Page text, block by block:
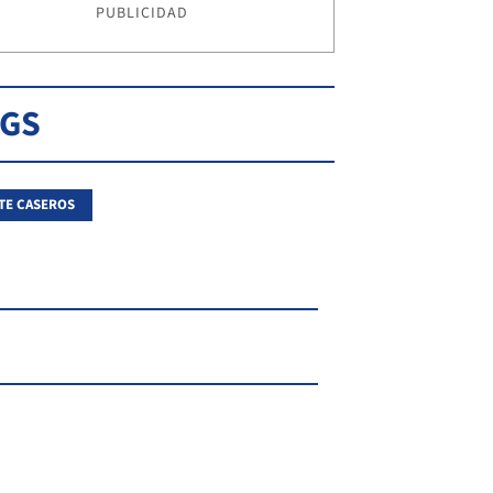
PUBLICIDAD
CASEROS